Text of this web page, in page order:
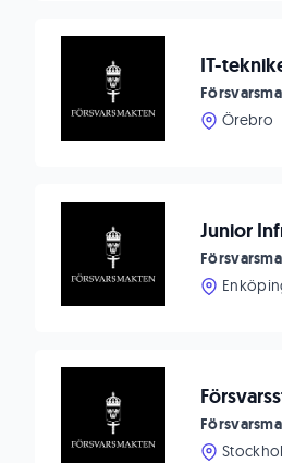
IT-
Örebro